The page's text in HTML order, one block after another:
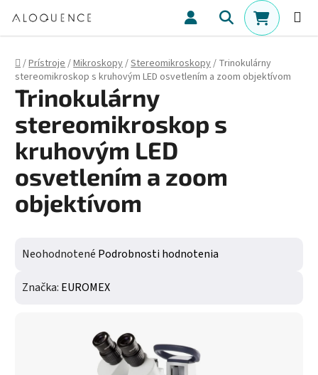
Hľadať
Domov
/Prístroje/Mikroskopy/Stereomikroskopy/ Trinokulárny
stereomikroskop s kruhovým LED osvetlením a zoom objektívom
Trinokulárny
stereomikroskop s
kruhovým LED
osvetlením a zoom
objektívom
Priemerné hodnotenie produktu je 0,0 z 5 hviezdičiek.
Neohodnotené Podrobnosti hodnotenia
Značka: EUROMEX